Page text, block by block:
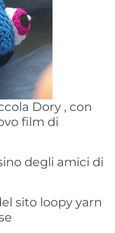
Dory , con
film di
degli amici di
sito loopy yarn